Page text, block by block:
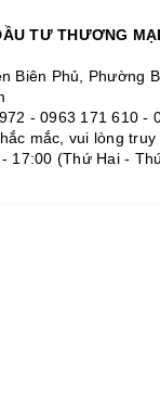
TƯ THƯƠNG
Biên Phủ, Phường
- 0963 171 610 -
mắc, vui lòng truy
17:00 (Thứ Hai -